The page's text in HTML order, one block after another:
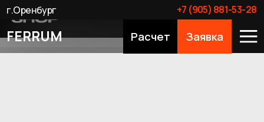
FERRUM Расчет Заявка
+7 (905) 881-53-28
г.Оренбург